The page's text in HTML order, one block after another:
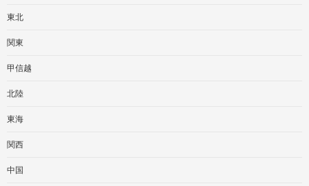
東北
関東
甲信越
北陸
東海
関西
中国